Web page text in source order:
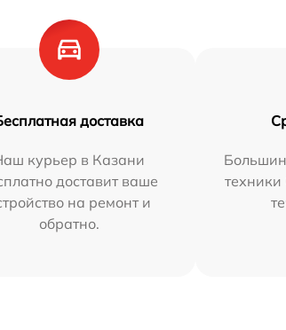
доставка
курьер в Казани
доставит ваше
на ремонт и
обратно.
техники